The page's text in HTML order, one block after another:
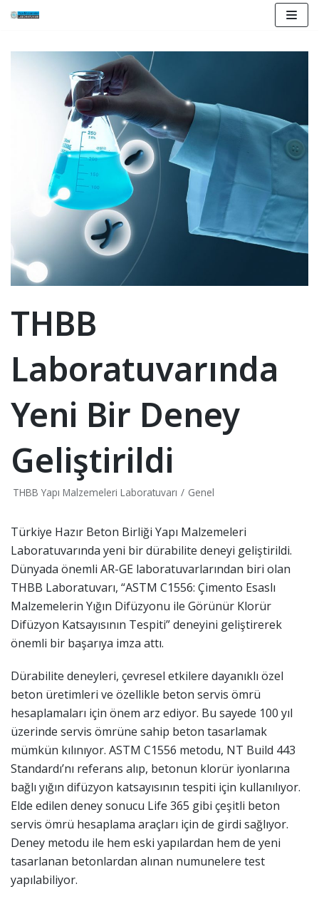
THBB
Laboratuvarında
Yeni Bir Deney
Geliştirildi
THBB Yapı Malzemeleri Laboratuvarı Genel
Türkiye Hazır Beton Birliği Yapı Malzemeleri
Laboratuvarında yeni bir dürabilite deneyi geliştirildi.
Dünyada önemli AR-GE laboratuvarlarından biri olan
THBB Laboratuvarı, “ASTM C1556: Çimento Esaslı
Malzemelerin Yığın Difüzyonu ile Görünür Klorür
Difüzyon Katsayısının Tespiti” deneyini geliştirerek
önemli bir başarıya imza attı.
Dürabilite deneyleri, çevresel etkilere dayanıklı özel
beton üretimleri ve özellikle beton servis ömrü
hesaplamaları için önem arz ediyor. Bu sayede 100 yıl
üzerinde servis ömrüne sahip beton tasarlamak
mümkün kılınıyor. ASTM C1556 metodu, NT Build 443
Standardı’nı referans alıp, betonun klorür iyonlarına
bağlı yığın difüzyon katsayısının tespiti için kullanılıyor.
Elde edilen deney sonucu Life 365 gibi çeşitli beton
servis ömrü hesaplama araçları için de girdi sağlıyor.
Deney metodu ile hem eski yapılardan hem de yeni
tasarlanan betonlardan alınan numunelere test
yapılabiliyor.